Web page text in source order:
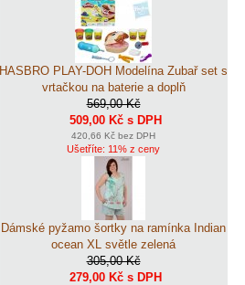
HASBRO PLAY-DOH Modelína Zubař set s
vrtačkou na baterie a doplň
569,00 Kč
509,00 Kč s DPH
420,66 Kč bez DPH
Ušetříte: 11% z ceny
Dámské pyžamo šortky na ramínka Indian
ocean XL světle zelená
305,00 Kč
279,00 Kč s DPH